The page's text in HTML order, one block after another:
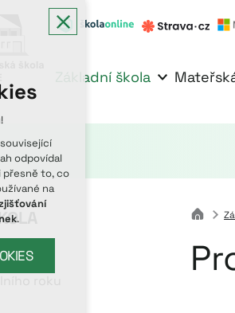
Základní škola
roku
odpovídal
přesně to, co
na
.